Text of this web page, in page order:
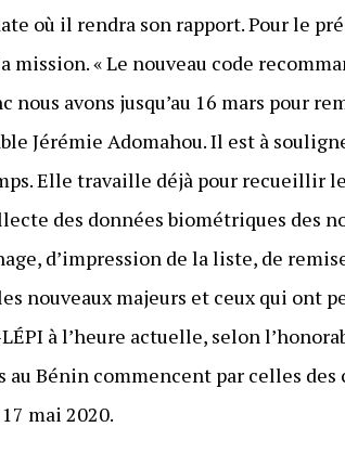
où il rendra son rapport. Pour le
mission. « Le nouveau code
nous avons jusqu’au 16 mars pour
Jérémie Adomahou. Il est à
Elle travaille déjà pour recueillir
des données biométriques des
d’impression de la liste, de
nouveaux majeurs et ceux qui ont
à l’heure actuelle, selon
Bénin commencent par celles
mai 2020.